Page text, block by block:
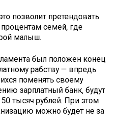
позволит претендовать
семей, где
малыш.
был положен конец
рабству — впредь
поменять своему
зарплатный банк, будут
тысяч рублей. При этом
можно будет не за